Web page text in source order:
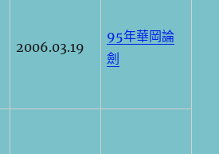
2006.03.19
95年華岡論
劍